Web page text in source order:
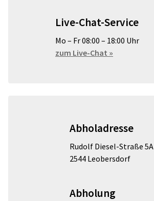
Live-Chat-Service
Mo – Fr 08:00 – 18:00 Uhr
zum Live-Chat »
Abholadresse
Rudolf Diesel-Straße 5A
2544 Leobersdorf
Abholung